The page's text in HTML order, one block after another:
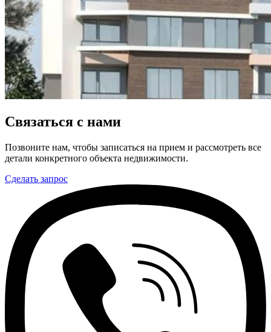
Связаться с нами
Позвоните нам, чтобы записаться на прием и рассмотреть все
детали конкретного объекта недвижимости.
Сделать запрос